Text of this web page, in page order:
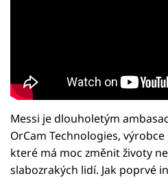
Messi je dlouholetým
OrCam Technologies,
které má moc změnit životy
slabozrakých lidí. Jak poprvé